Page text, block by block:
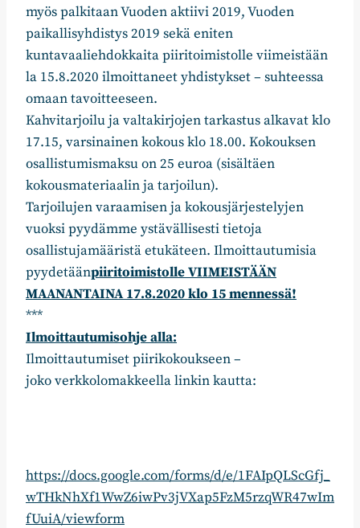
myös palkitaan Vuoden aktiivi 2019, Vuoden
paikallisyhdistys 2019 sekä eniten
kuntavaaliehdokkaita piiritoimistolle viimeistään
la 15.8.2020 ilmoittaneet yhdistykset – suhteessa
omaan tavoitteeseen.
Kahvitarjoilu ja valtakirjojen tarkastus alkavat klo
17.15, varsinainen kokous klo 18.00. Kokouksen
osallistumismaksu on 25 euroa (sisältäen
kokousmateriaalin ja tarjoilun).
Tarjoilujen varaamisen ja kokousjärjestelyjen
vuoksi pyydämme ystävällisesti tietoja
osallistujamääristä etukäteen. Ilmoittautumisia
pyydetäänpiiritoimistolle VIIMEISTÄÄN
MAANANTAINA 17.8.2020 klo 15 mennessä!
***
Ilmoittautumisohje alla:
Ilmoittautumiset piirikokoukseen –
joko verkkolomakkeella linkin kautta:
https://docs.google.com/forms/d/e/1FAIpQLScGfj_
wTHkNhXf1WwZ6iwPv3jVXap5FzM5rzqWR47wIm
fUuiA/viewform